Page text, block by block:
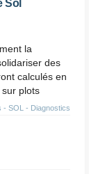
Sol
- SOL - Diagnostics
la
des
calculés en
plots